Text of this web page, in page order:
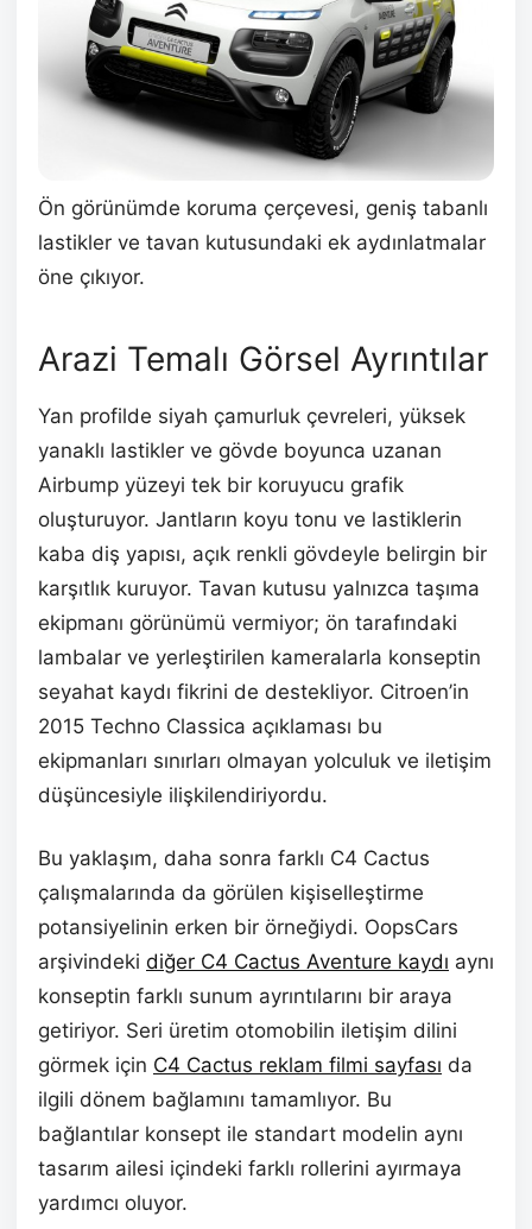
Ön görünümde koruma çerçevesi, geniş tabanlı
lastikler ve tavan kutusundaki ek aydınlatmalar
öne çıkıyor.
Arazi Temalı Görsel Ayrıntılar
Yan profilde siyah çamurluk çevreleri, yüksek
yanaklı lastikler ve gövde boyunca uzanan
Airbump yüzeyi tek bir koruyucu grafik
oluşturuyor. Jantların koyu tonu ve lastiklerin
kaba diş yapısı, açık renkli gövdeyle belirgin bir
karşıtlık kuruyor. Tavan kutusu yalnızca taşıma
ekipmanı görünümü vermiyor; ön tarafındaki
lambalar ve yerleştirilen kameralarla konseptin
seyahat kaydı fikrini de destekliyor. Citroen’in
2015 Techno Classica açıklaması bu
ekipmanları sınırları olmayan yolculuk ve iletişim
düşüncesiyle ilişkilendiriyordu.
Bu yaklaşım, daha sonra farklı C4 Cactus
çalışmalarında da görülen kişiselleştirme
potansiyelinin erken bir örneğiydi. OopsCars
arşivindeki diğer C4 Cactus Aventure kaydı aynı
konseptin farklı sunum ayrıntılarını bir araya
getiriyor. Seri üretim otomobilin iletişim dilini
görmek için C4 Cactus reklam filmi sayfası da
ilgili dönem bağlamını tamamlıyor. Bu
bağlantılar konsept ile standart modelin aynı
tasarım ailesi içindeki farklı rollerini ayırmaya
yardımcı oluyor.